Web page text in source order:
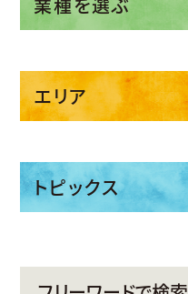
エリア
トピックス